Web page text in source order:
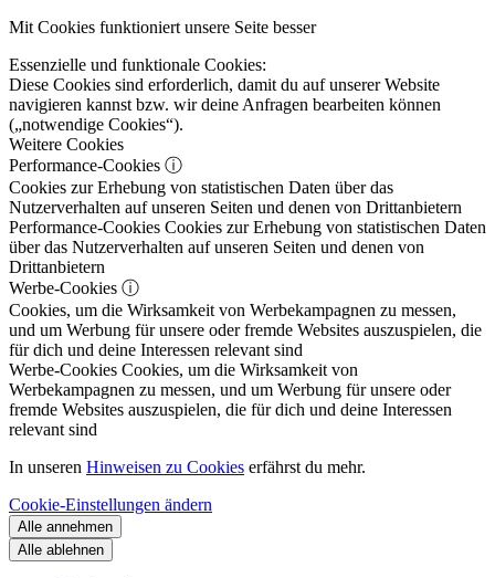
Mit Cookies funktioniert unsere Seite besser
Essenzielle und funktionale Cookies:
Diese Cookies sind erforderlich, damit du auf unserer Website
navigieren kannst bzw. wir deine Anfragen bearbeiten können
(„notwendige Cookies“).
Weitere Cookies
Performance-Cookies ⓘ
Cookies zur Erhebung von statistischen Daten über das
Nutzerverhalten auf unseren Seiten und denen von Drittanbietern
Performance-Cookies Cookies zur Erhebung von statistischen Daten
über das Nutzerverhalten auf unseren Seiten und denen von
Drittanbietern
Werbe-Cookies ⓘ
Cookies, um die Wirksamkeit von Werbekampagnen zu messen,
und um Werbung für unsere oder fremde Websites auszuspielen, die
für dich und deine Interessen relevant sind
Werbe-Cookies Cookies, um die Wirksamkeit von
Werbekampagnen zu messen, und um Werbung für unsere oder
fremde Websites auszuspielen, die für dich und deine Interessen
relevant sind
In unseren Hinweisen zu Cookies erfährst du mehr.
Cookie-Einstellungen ändern
Alle annehmen
Alle ablehnen